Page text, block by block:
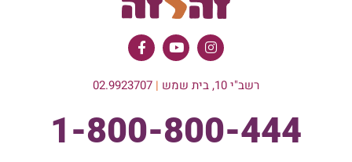
רשב"י 10, בית שמש |
1-800-800-444